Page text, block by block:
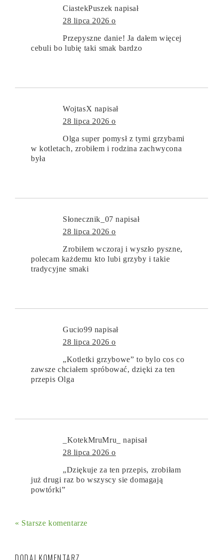
CiastekPuszek napisał
28 lipca 2026 o
Przepyszne danie! Ja dałem więcej
cebuli bo lubię taki smak bardzo
WojtasX napisał
28 lipca 2026 o
Olga super pomysł z tymi grzybami
w kotletach, zrobiłem i rodzina zachwycona
była
Słonecznik_07 napisał
28 lipca 2026 o
Zrobiłem wczoraj i wyszło pyszne,
polecam każdemu kto lubi grzyby i takie
tradycyjne smaki
Gucio99 napisał
28 lipca 2026 o
„Kotletki grzybowe” to bylo cos co
zawsze chciałem spróbować, dzięki za ten
przepis Olga
_KotekMruMru_
napisał
28 lipca 2026 o
„Dziękuje za ten przepis, zrobiłam
już drugi raz bo wszyscy sie domagają
powtórki”
« Starsze komentarze